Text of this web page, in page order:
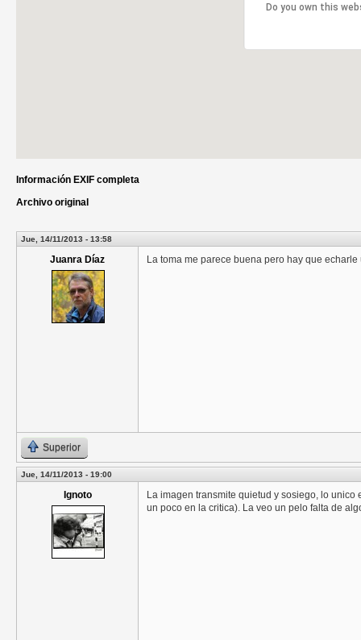
Do you own this
Información EXIF completa
Archivo original
Jue, 14/11/2013 - 13:58
Juanra Díaz La toma me parece buena pero hay que
Superior
Jue, 14/11/2013 - 19:00
Ignoto
La imagen transmite quietud y sosiego, lo
un poco en la critica). La veo un pelo falta de